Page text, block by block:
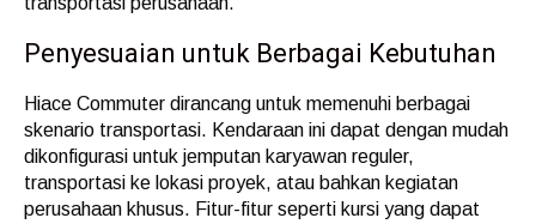
Penyesuaian untuk Berbagai Kebutuhan
Hiace Commuter dirancang untuk memenuhi berbagai
skenario transportasi. Kendaraan ini dapat dengan mudah
dikonfigurasi untuk jemputan karyawan reguler,
transportasi ke lokasi proyek, atau bahkan kegiatan
perusahaan khusus. Fitur-fitur seperti kursi yang dapat